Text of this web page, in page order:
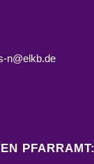
n@elkb.de
PFARRAMT: